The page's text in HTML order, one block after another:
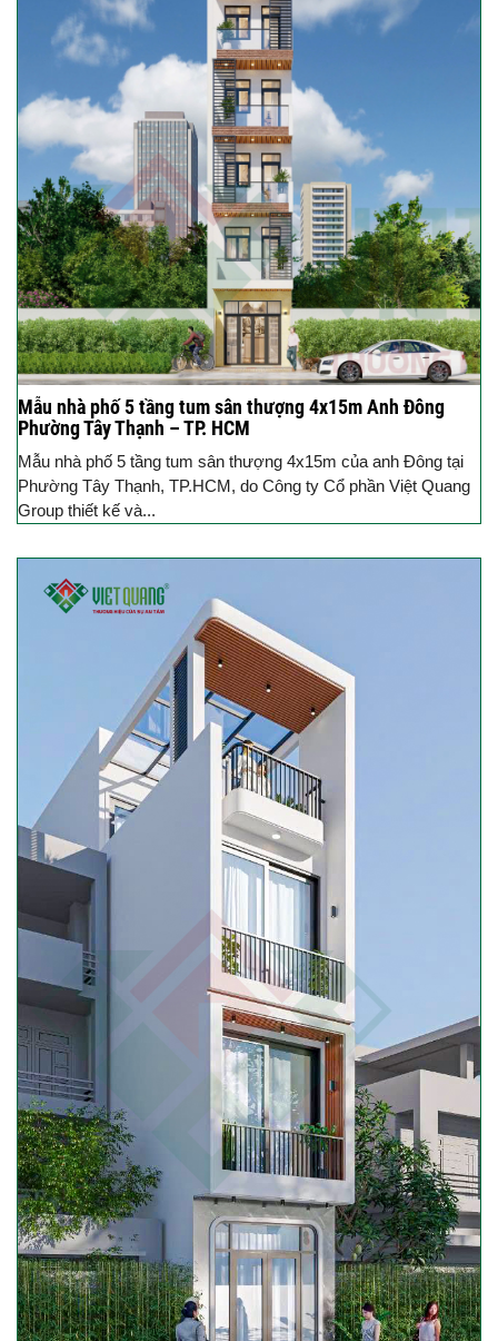
Mẫu nhà phố 5 tầng tum sân thượng 4x15m Anh Đông
Phường Tây Thạnh – TP. HCM
Mẫu nhà phố 5 tầng tum sân thượng 4x15m của anh Đông tại
Phường Tây Thạnh, TP.HCM, do Công ty Cổ phần Việt Quang
Group thiết kế và...